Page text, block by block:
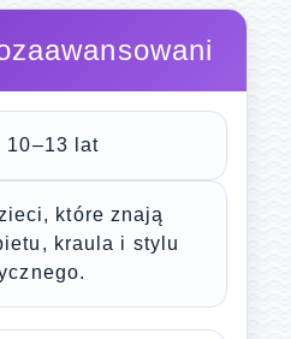
10–13 lat
które znają
kraula i stylu